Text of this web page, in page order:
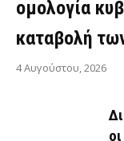
ομολογία
καταβολή
4 Αυγούστου, 2026